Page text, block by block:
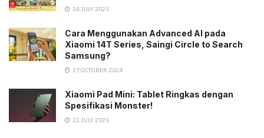
24 JULY 2025
Cara Menggunakan Advanced AI pada
Xiaomi 14T Series, Saingi Circle to Search
Samsung?
17 OCTOBER 2024
Xiaomi Pad Mini: Tablet Ringkas dengan
Spesifikasi Monster!
22 JULY 2025